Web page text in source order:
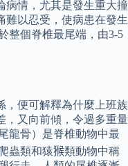
病情，尤其是發生重大撞
難以忍受，使病患在發生
整個脊椎最尾端，由3-5
，便可解釋為什麼上班族
，又向前傾，令過多重量
龍骨）是脊椎動物中最
蟲類和猿𤠣類動物中稱